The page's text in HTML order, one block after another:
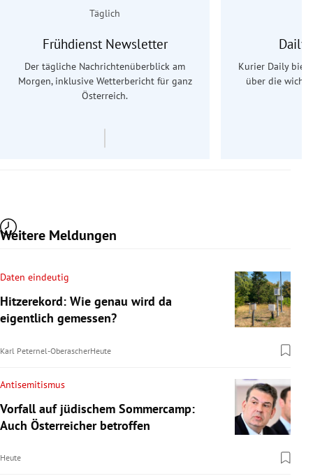
Täglich
Frühdienst Newsletter
Der tägliche Nachrichtenüberblick am
Morgen, inklusive Wetterbericht für ganz
Österreich.
Daily
Kurier Daily
über die
Weitere Meldungen
Daten eindeutig
Hitzerekord: Wie genau wird da
eigentlich gemessen?
Karl Peternel-OberascherHeute
Antisemitismus
Vorfall auf jüdischem Sommercamp:
Auch Österreicher betroffen
Heute